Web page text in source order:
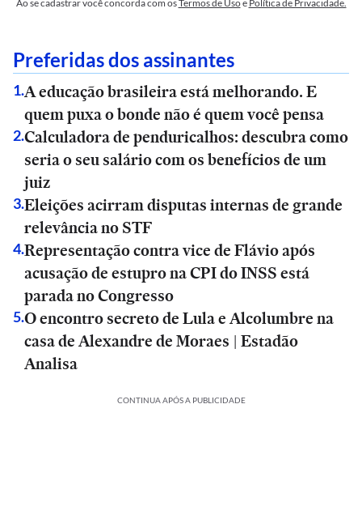
Ao se cadastrar você concorda com osTermos de Usoe Política de Privacidade.
Preferidas dos assinantes
1.A educação brasileira está melhorando. E
quem puxa o bonde não é quem você pensa
2.Calculadora de penduricalhos: descubra como
seria o seu salário com os benefícios de um
juiz
3.Eleições acirram disputas internas de grande
relevância no STF
4.Representação contra vice de Flávio após
acusação de estupro na CPI do INSS está
parada no Congresso
5.O encontro secreto de Lula e Alcolumbre na
casa de Alexandre de Moraes | Estadão
Analisa
CONTINUA APÓS A PUBLICIDADE